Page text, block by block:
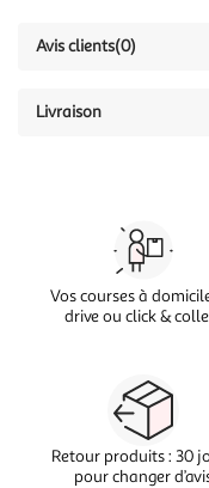
Avis clients(0)
Livraison
Vos courses à
drive ou click &
Retour produits : 30
pour changer